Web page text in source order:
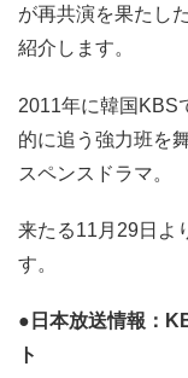
が再共演を果たし
紹介します。
2011年に韓国KBS
的に追う強力班を
スペンスドラマ。
来たる11月29日よ
す。
●日本放送情報：
ト